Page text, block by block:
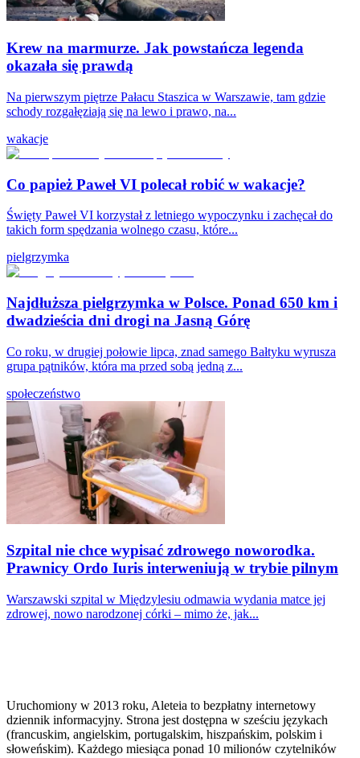
Krew na marmurze. Jak powstańcza legenda
okazała się prawdą
Na pierwszym piętrze Pałacu Staszica w Warszawie, tam gdzie
schody rozgałęziają się na lewo i prawo, na...
wakacje
Co papież Paweł VI polecał robić w wakacje?
Święty Paweł VI korzystał z letniego wypoczynku i zachęcał do
takich form spędzania wolnego czasu, które...
pielgrzymka
Najdłuższa pielgrzymka w Polsce. Ponad 650 km i
dwadzieścia dni drogi na Jasną Górę
Co roku, w drugiej połowie lipca, znad samego Bałtyku wyrusza
grupa pątników, która ma przed sobą jedną z...
społeczeństwo
Szpital nie chce wypisać zdrowego noworodka.
Prawnicy Ordo Iuris interweniują w trybie pilnym
Warszawski szpital w Międzylesiu odmawia wydania matce jej
zdrowej, nowo narodzonej córki – mimo że, jak...
Uruchomiony w 2013 roku, Aleteia to bezpłatny internetowy
dziennik informacyjny. Strona jest dostępna w sześciu językach
(francuskim, angielskim, portugalskim, hiszpańskim, polskim i
słoweńskim). Każdego miesiąca ponad 10 milionów czytelników